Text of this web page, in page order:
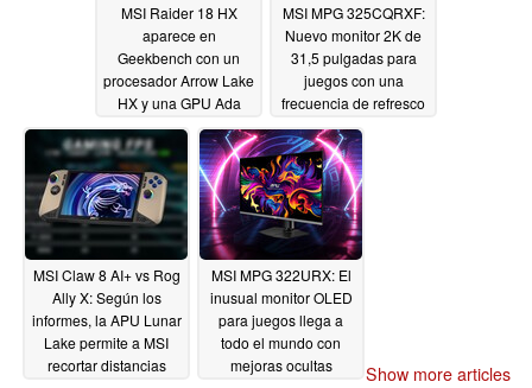
MSI Raider 18 HX
aparece en
Geekbench con un
procesador Arrow Lake
HX y una GPU Ada
Lovelace de gama
media
01/02/2025
MSI MPG 325CQRXF:
Nuevo monitor 2K de
31,5 pulgadas para
juegos con una
frecuencia de refresco
de 280 Hz y una
cobertura sRGB del
12712/29/2024
MSI Claw 8 AI+ vs Rog
Ally X: Según los
informes, la APU Lunar
Lake permite a MSI
recortar distancias
MSI MPG 322URX: El
inusual monitor OLED
para juegos llega a
todo el mundo con
mejoras ocultas
Show more articles